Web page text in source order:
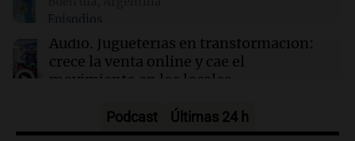
Episodios
Audio. Jugueterías en transformación:
crece la venta online y cae el
movimiento en los locales
Podcast Últimas 24 h